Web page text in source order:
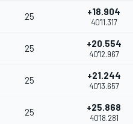
25 +18.904
40'11.317
25 +20.554
40'12.967
25 +21.244
40'13.657
25 +25.868
40'18.281